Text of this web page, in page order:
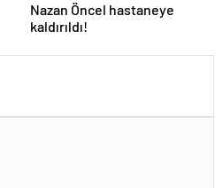
Nazan Öncel hastaneye
kaldırıldı!